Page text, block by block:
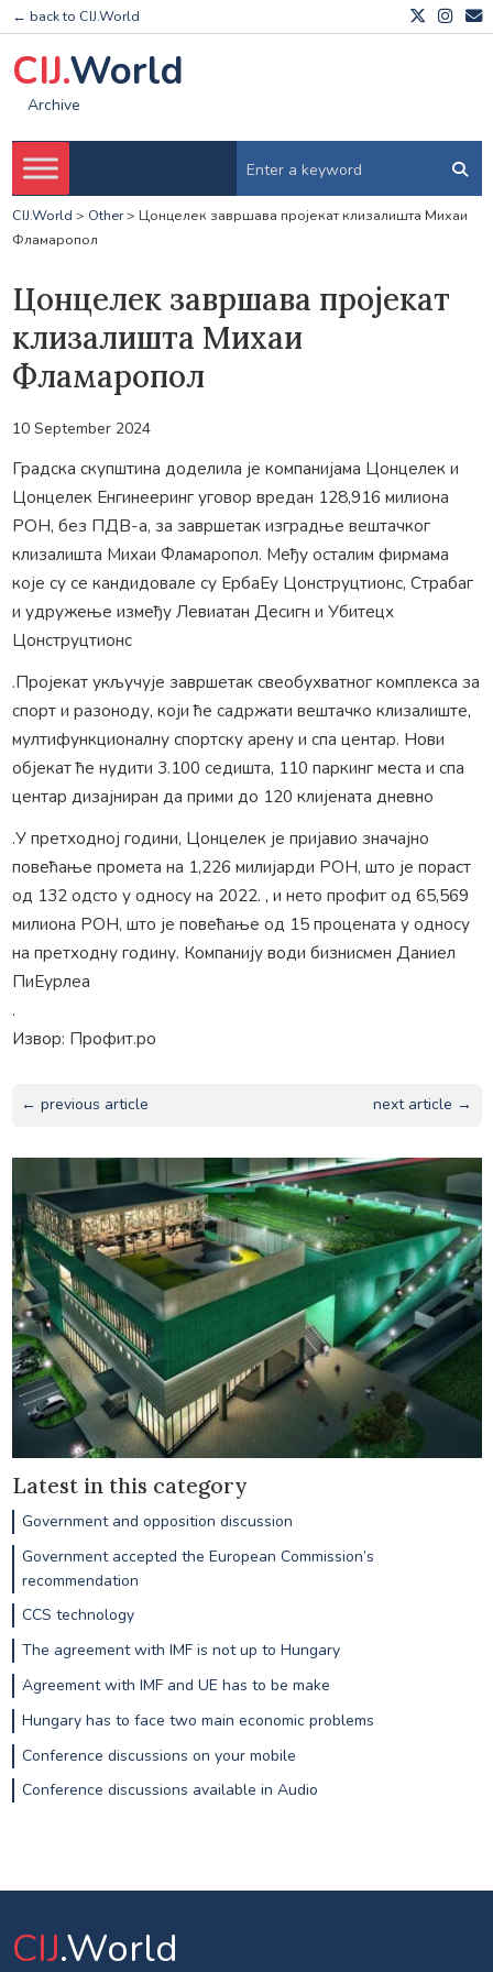
← back to CIJ.World
CIJ.World
Archive
CIJ.World > Other> Цонцелек завршава пројекат клизалишта Михаи
Фламаропол
Цонцелек завршава пројекат
клизалишта Михаи
Фламаропол
10 September 2024
Градска скупштина доделила је компанијама Цонцелек и
Цонцелек Енгинееринг уговор вредан 128,916 милиона
РОН, без ПДВ-а, за завршетак изградње вештачког
клизалишта Михаи Фламаропол. Међу осталим фирмама
које су се кандидовале су ЕрбаЕу Цонструцтионс, Страбаг
и удружење између Левиатан Десигн и Убитецх
Цонструцтионс
.Пројекат укључује завршетак свеобухватног комплекса за
спорт и разоноду, који ће садржати вештачко клизалиште,
мултифункционалну спортску арену и спа центар. Нови
објекат ће нудити 3.100 седишта, 110 паркинг места и спа
центар дизајниран да прими до 120 клијената дневно
.У претходној години, Цонцелек је пријавио значајно
повећање промета на 1,226 милијарди РОН, што је пораст
од 132 одсто у односу на 2022. , и нето профит од 65,569
милиона РОН, што је повећање од 15 процената у односу
на претходну годину. Компанију води бизнисмен Даниел
ПиЕурлеа
.
Извор: Профит.ро
← previous article next article →
Latest in this category
Government and opposition discussion
Government accepted the European Commission’s
recommendation
CCS technology
The agreement with IMF is not up to Hungary
Agreement with IMF and UE has to be make
Hungary has to face two main economic problems
Conference discussions on your mobile
Conference discussions available in Audio
CIJ.World